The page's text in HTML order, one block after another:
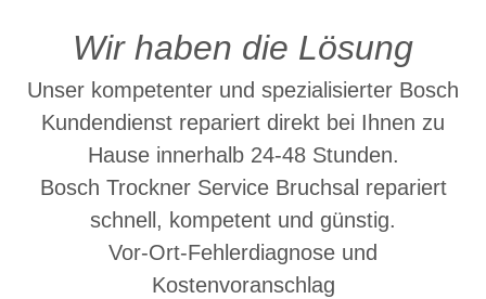
Wir haben die Lösung
Unser kompetenter und spezialisierter Bosch
Kundendienst repariert direkt bei Ihnen zu
Hause innerhalb 24-48 Stunden.
Bosch Trockner Service Bruchsal repariert
schnell, kompetent und günstig.
Vor-Ort-Fehlerdiagnose und
Kostenvoranschlag